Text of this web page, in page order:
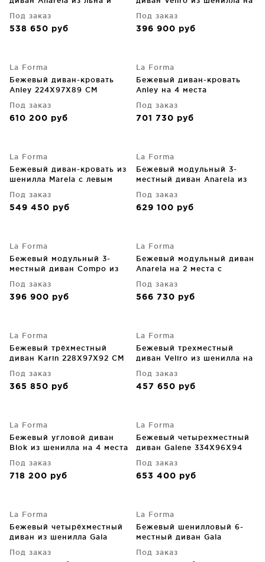
чехлом 220X107X64 CM
Под заказ
538 650 руб
210 CM
Под заказ
396 900 руб
La Forma
Бежевый диван-кровать
Anley 224X97X89 CM
Под заказ
610 200 руб
La Forma
Бежевый диван-кровать
Anley на 4 места
Под заказ
701 730 руб
La Forma
Бежевый диван-кровать из
шенилла Marela с левым
CM
Под заказ
549 450 руб
La Forma
Бежевый модульный 3-
местный диван Anarela из
съемным чехлом 310 CM
Под заказ
629 100 руб
La Forma
Бежевый модульный 3-
местный диван Compo из
металлическим каркасом
232X98X82 CM
Под заказ
396 900 руб
La Forma
Бежевый модульный диван
Anarela на 2 места с
съемным чехлом
270X107X64 CM
Под заказ
566 730 руб
La Forma
Бежевый трёхместный
диван Karin 228X97X92 CM
Под заказ
365 850 руб
La Forma
Бежевый трехместный
диван Veliro из шенилла на
240 CM
Под заказ
457 650 руб
La Forma
Бежевый угловой диван
Blok из шенилла на 4 места
Под заказ
718 200 руб
La Forma
Бежевый четырехместный
диван Galene 334X96X94
Под заказ
653 400 руб
La Forma
Бежевый четырёхместный
диван из шенилла Gala
Под заказ
La Forma
Бежевый шенилловый 6-
местный диван Gala
Под заказ